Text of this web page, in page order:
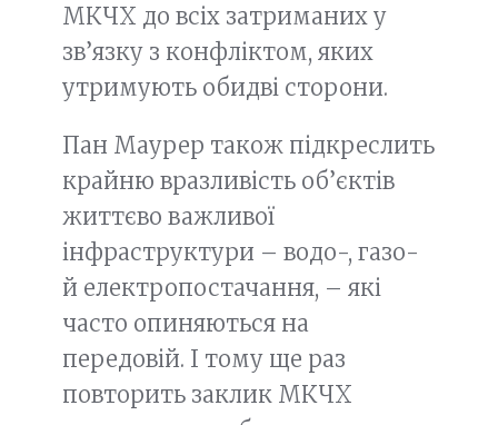
МКЧХ до всіх затриманих у
зв’язку з конфліктом, яких
утримують обидві сторони.
Пан Маурер також підкреслить
крайню вразливість об’єктів
життєво важливої
інфраструктури – водо-, газо-
й електропостачання, – які
часто опиняються на
передовій. І тому ще раз
повторить заклик МКЧХ